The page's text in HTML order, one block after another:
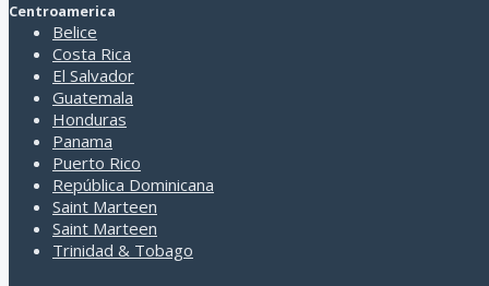
Centroamerica
Belice
Costa Rica
El Salvador
Guatemala
Honduras
Panama
Puerto Rico
República Dominicana
Saint Marteen
Saint Marteen
Trinidad & Tobago
Bridgetown